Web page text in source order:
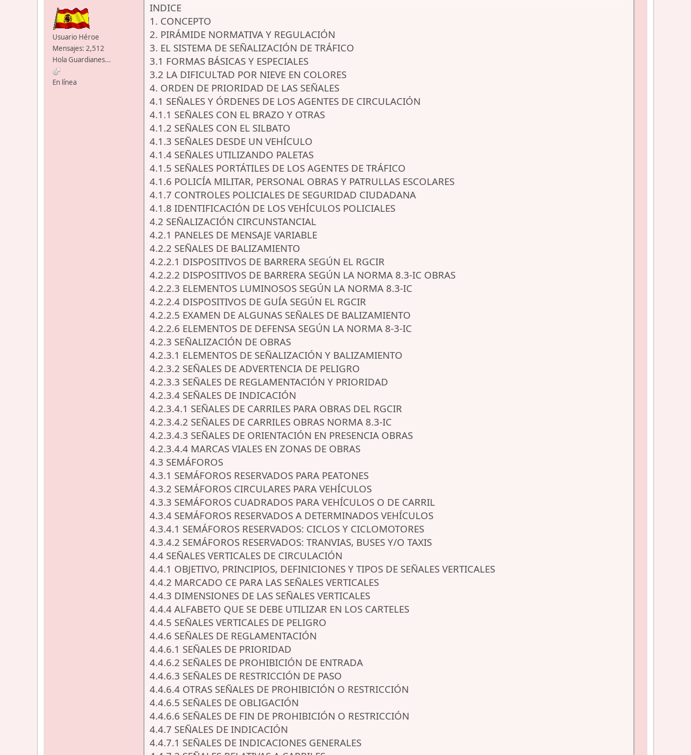
Usuario Héroe
Mensajes: 2,512
Hola Guardianes...
En línea
INDICE
1. CONCEPTO
2. PIRÁMIDE NORMATIVA Y REGULACIÓN
3. EL SISTEMA DE SEÑALIZACIÓN DE TRÁFICO
3.1 FORMAS BÁSICAS Y ESPECIALES
3.2 LA DIFICULTAD POR NIEVE EN COLORES
4. ORDEN DE PRIORIDAD DE LAS SEÑALES
4.1 SEÑALES Y ÓRDENES DE LOS AGENTES DE CIRCULACIÓN
4.1.1 SEÑALES CON EL BRAZO Y OTRAS
4.1.2 SEÑALES CON EL SILBATO
4.1.3 SEÑALES DESDE UN VEHÍCULO
4.1.4 SEÑALES UTILIZANDO PALETAS
4.1.5 SEÑALES PORTÁTILES DE LOS AGENTES DE TRÁFICO
4.1.6 POLICÍA MILITAR, PERSONAL OBRAS Y PATRULLAS ESCOLARES
4.1.7 CONTROLES POLICIALES DE SEGURIDAD CIUDADANA
4.1.8 IDENTIFICACIÓN DE LOS VEHÍCULOS POLICIALES
4.2 SEÑALIZACIÓN CIRCUNSTANCIAL
4.2.1 PANELES DE MENSAJE VARIABLE
4.2.2 SEÑALES DE BALIZAMIENTO
4.2.2.1 DISPOSITIVOS DE BARRERA SEGÚN EL RGCIR
4.2.2.2 DISPOSITIVOS DE BARRERA SEGÚN LA NORMA 8.3-IC OBRAS
4.2.2.3 ELEMENTOS LUMINOSOS SEGÚN LA NORMA 8.3-IC
4.2.2.4 DISPOSITIVOS DE GUÍA SEGÚN EL RGCIR
4.2.2.5 EXAMEN DE ALGUNAS SEÑALES DE BALIZAMIENTO
4.2.2.6 ELEMENTOS DE DEFENSA SEGÚN LA NORMA 8-3-IC
4.2.3 SEÑALIZACIÓN DE OBRAS
4.2.3.1 ELEMENTOS DE SEÑALIZACIÓN Y BALIZAMIENTO
4.2.3.2 SEÑALES DE ADVERTENCIA DE PELIGRO
4.2.3.3 SEÑALES DE REGLAMENTACIÓN Y PRIORIDAD
4.2.3.4 SEÑALES DE INDICACIÓN
4.2.3.4.1 SEÑALES DE CARRILES PARA OBRAS DEL RGCIR
4.2.3.4.2 SEÑALES DE CARRILES OBRAS NORMA 8.3-IC
4.2.3.4.3 SEÑALES DE ORIENTACIÓN EN PRESENCIA OBRAS
4.2.3.4.4 MARCAS VIALES EN ZONAS DE OBRAS
4.3 SEMÁFOROS
4.3.1 SEMÁFOROS RESERVADOS PARA PEATONES
4.3.2 SEMÁFOROS CIRCULARES PARA VEHÍCULOS
4.3.3 SEMÁFOROS CUADRADOS PARA VEHÍCULOS O DE CARRIL
4.3.4 SEMÁFOROS RESERVADOS A DETERMINADOS VEHÍCULOS
4.3.4.1 SEMÁFOROS RESERVADOS: CICLOS Y CICLOMOTORES
4.3.4.2 SEMÁFOROS RESERVADOS: TRANVIAS, BUSES Y/O TAXIS
4.4 SEÑALES VERTICALES DE CIRCULACIÓN
4.4.1 OBJETIVO, PRINCIPIOS, DEFINICIONES Y TIPOS DE SEÑALES VERTICALES
4.4.2 MARCADO CE PARA LAS SEÑALES VERTICALES
4.4.3 DIMENSIONES DE LAS SEÑALES VERTICALES
4.4.4 ALFABETO QUE SE DEBE UTILIZAR EN LOS CARTELES
4.4.5 SEÑALES VERTICALES DE PELIGRO
4.4.6 SEÑALES DE REGLAMENTACIÓN
4.4.6.1 SEÑALES DE PRIORIDAD
4.4.6.2 SEÑALES DE PROHIBICIÓN DE ENTRADA
4.4.6.3 SEÑALES DE RESTRICCIÓN DE PASO
4.4.6.4 OTRAS SEÑALES DE PROHIBICIÓN O RESTRICCIÓN
4.4.6.5 SEÑALES DE OBLIGACIÓN
4.4.6.6 SEÑALES DE FIN DE PROHIBICIÓN O RESTRICCIÓN
4.4.7 SEÑALES DE INDICACIÓN
4.4.7.1 SEÑALES DE INDICACIONES GENERALES